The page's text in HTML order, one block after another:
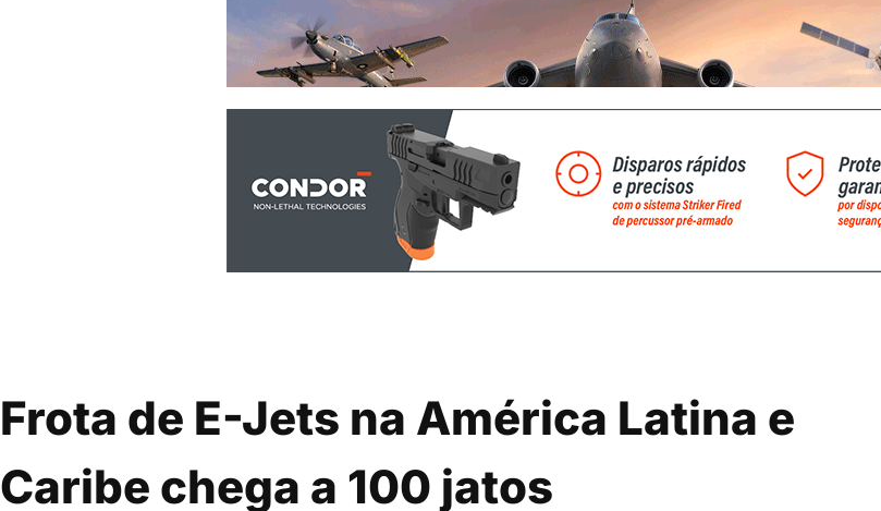
Frota de E-Jets na América Latina e
Caribe chega a 100 jatos